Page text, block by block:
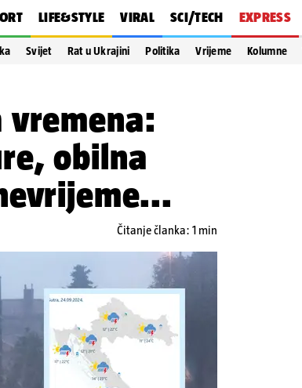
LIFE&STYLE VIRAL SCI/TECH EXPRESS
Svijet Rat u Ukrajini Politika Vrijeme Kolumne
vremena:
obilna
Čitanje članka: 1 min